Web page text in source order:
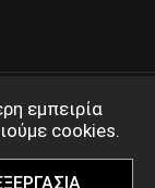
εμπειρία
cookies.